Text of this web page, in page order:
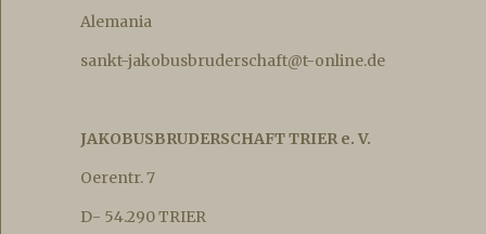
Alemania
sankt-jakobusbruderschaft@t-online.de
JAKOBUSBRUDERSCHAFT TRIER e. V.
Oerentr. 7
D- 54.290 TRIER